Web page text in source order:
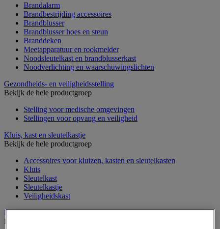
Brandalarm
Brandbestrijding accessoires
Brandblusser
Brandblusser hoes en steun
Branddeken
Meetapparatuur en rookmelder
Noodsleutelkast en brandblusserkast
Noodverlichting en waarschuwingslichten
Gezondheids- en veiligheidsstelling
Bekijk de hele productgroep
Stelling voor medische omgevingen
Stellingen voor opvang en veiligheid
Kluis, kast en sleutelkastje
Bekijk de hele productgroep
Accessoires voor kluizen, kasten en sleutelkasten
Kluis
Sleutelkast
Sleutelkastje
Veiligheidskast
Medische apparatuur en meubilair
Bekijk de hele productgroep